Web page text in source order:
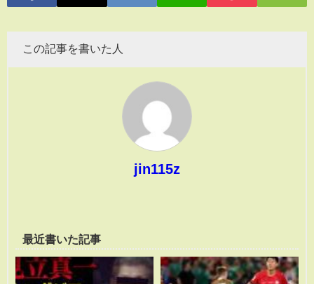
この記事を書いた人
jin115z
最近書いた記事